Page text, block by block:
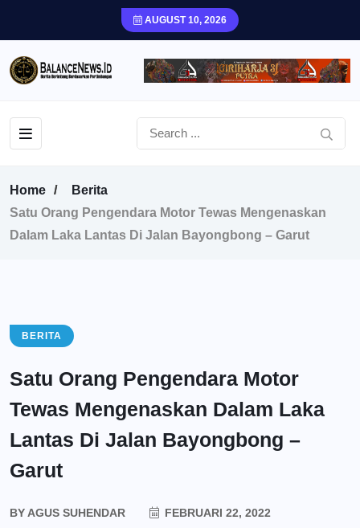
AUGUST 10, 2026
Home
Berita
Satu Orang Pengendara Motor Tewas Mengenaskan
Dalam Laka Lantas Di Jalan Bayongbong – Garut
BERITA
Satu Orang Pengendara Motor
Tewas Mengenaskan Dalam Laka
Lantas Di Jalan Bayongbong –
Garut
BYAGUS SUHENDAR
FEBRUARI 22, 2022